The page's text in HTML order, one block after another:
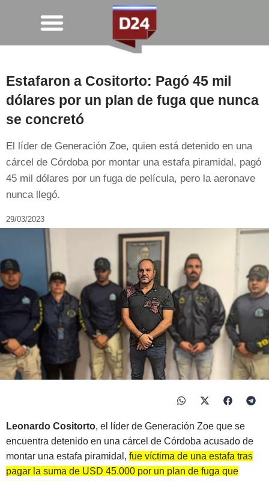
Estafaron a Cositorto: Pagó 45 mil
dólares por un plan de fuga que nunca
se concretó
El líder de Generación Zoe, quien está detenido en una
cárcel de Córdoba por montar una estafa piramidal, pagó
45 mil dólares por un fuga de película, pero la aeronave
nunca llegó.
29/03/2023
Leonardo Cositorto, el líder de Generación Zoe que se
encuentra detenido en una cárcel de Córdoba acusado de
montar una estafa piramidal, fue víctima de una estafa tras
pagar la suma de USD 45.000 por un plan de fuga que